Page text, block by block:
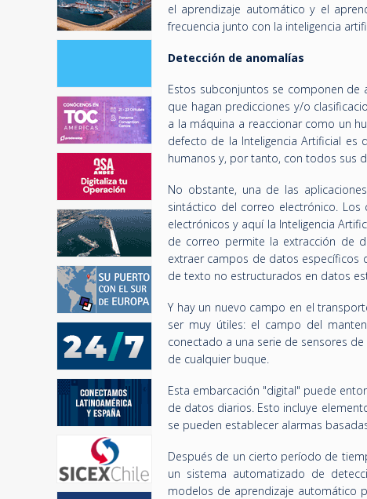
el aprendizaje automático y el
frecuencia junto con la inteligencia
Detección de anomalías
Estos subconjuntos se componen de
que hagan predicciones y/o
a la máquina a reaccionar como un
defecto de la Inteligencia Artificial
humanos y, por tanto, con todos sus
No obstante, una de las
sintáctico del correo electrónico.
electrónicos y aquí la Inteligencia
de correo permite la extracción de
extraer campos de datos específicos
de texto no estructurados en datos
Y hay un nuevo campo en el
ser muy útiles: el campo del
conectado a una serie de sensores
de cualquier buque.
Esta embarcación "digital" puede
de datos diarios. Esto incluye
se pueden establecer alarmas
Después de un cierto período de
un sistema automatizado de
modelos de aprendizaje automático